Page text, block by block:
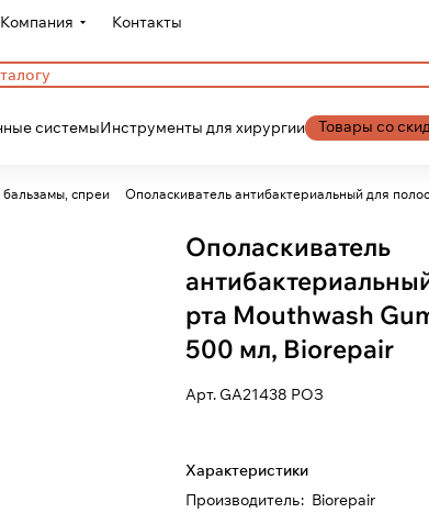
Компания Контакты
системыИнструменты для хирургии Товары со
спреи
Ополаскиватель
рта Mouthwash
500 мл, Biorepair
Арт. GA21438 РОЗ
Характеристики
Производитель: Biorepair